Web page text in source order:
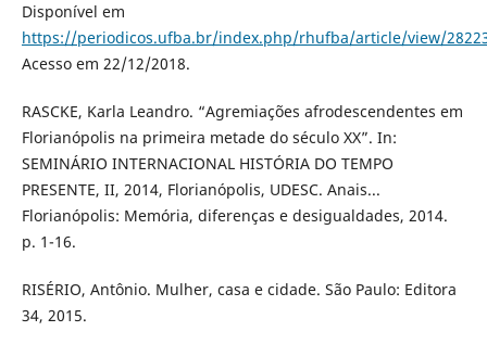
Disponível em
https://periodicos.ufba.br/index.php/rhufba/article/view/
Acesso em 22/12/2018.
RASCKE, Karla Leandro. “Agremiações afrodescendentes em
Florianópolis na primeira metade do século XX”. In:
SEMINÁRIO INTERNACIONAL HISTÓRIA DO TEMPO
PRESENTE, II, 2014, Florianópolis, UDESC. Anais...
Florianópolis: Memória, diferenças e desigualdades, 2014.
p. 1-16.
RISÉRIO, Antônio. Mulher, casa e cidade. São Paulo: Editora
34, 2015.